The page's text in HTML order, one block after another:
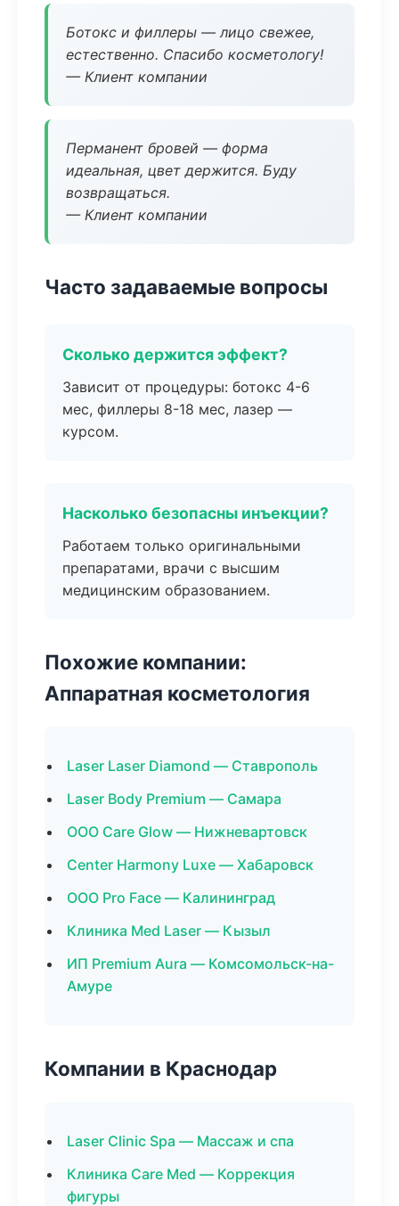
Ботокс и филлеры — лицо свежее,
естественно. Спасибо косметологу!
— Клиент компании
Перманент бровей — форма
идеальная, цвет держится. Буду
возвращаться.
— Клиент компании
Часто задаваемые вопросы
Сколько держится эффект?
Зависит от процедуры: ботокс 4-6
мес, филлеры 8-18 мес, лазер —
курсом.
Насколько безопасны инъекции?
Работаем только оригинальными
препаратами, врачи с высшим
медицинским образованием.
Похожие компании:
Аппаратная косметология
Laser Laser Diamond — Ставрополь
Laser Body Premium — Самара
ООО Care Glow — Нижневартовск
Center Harmony Luxe — Хабаровск
ООО Pro Face — Калининград
Клиника Med Laser — Кызыл
ИП Premium Aura — Комсомольск-на-
Амуре
Компании в Краснодар
Laser Clinic Spa — Массаж и спа
Клиника Care Med — Коррекция
фигуры